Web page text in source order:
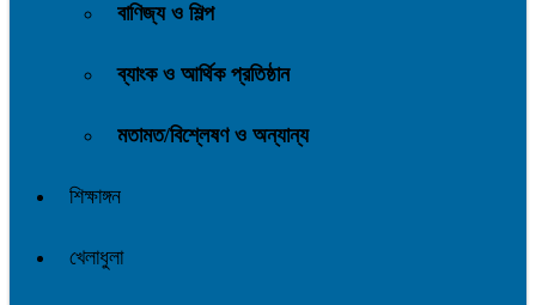
বাণিজ্য ও শিল্প
ব্যাংক ও আর্থিক প্রতিষ্ঠান
মতামত/বিশ্লেষণ ও অন্যান্য
শিক্ষাঙ্গন
খেলাধুলা